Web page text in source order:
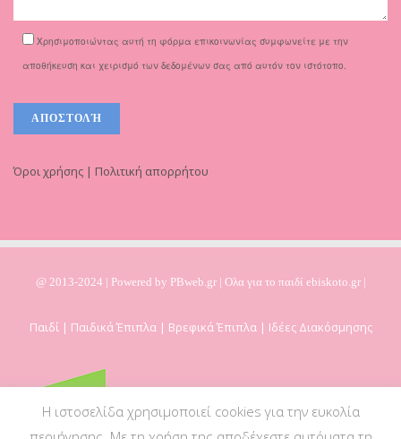
Χρησιμοποιώντας αυτή τη φόρμα επικοινωνίας συμφωνείτε με την
αποθήκευση και χειρισμό των δεδομένων σας από αυτόν τον ιστότοπο.
Όροι χρήσης | Πολιτική απορρήτου
@ 2013-2024 | Powered by PBweb.gr | Ολα για το παιδί ebiskoto.gr |
Παιδί | Παιδικά Έπιπλα | Βρεφικά Έπιπλα | Ιδέες Διακόσμησης
Η ιστοσελίδα χρησιμοποιεί cookies για την ευκολία